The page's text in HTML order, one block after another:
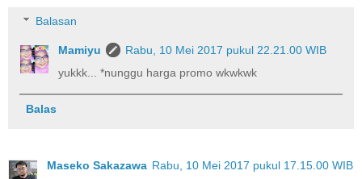
Balasan
Mamiyu
Rabu, 10 Mei 2017 pukul 22.21.00 WIB
yukkk... *nunggu harga promo wkwkwk
Balas
Maseko Sakazawa Rabu, 10 Mei 2017 pukul 17.15.00 WIB